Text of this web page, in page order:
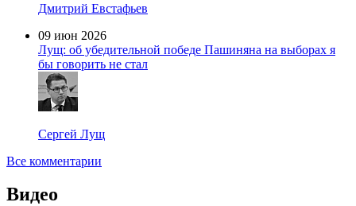
Дмитрий Евстафьев
09 июн 2026
Лущ: об убедительной победе Пашиняна на выборах я
бы говорить не стал
Сергей Лущ
Все комментарии
Видео